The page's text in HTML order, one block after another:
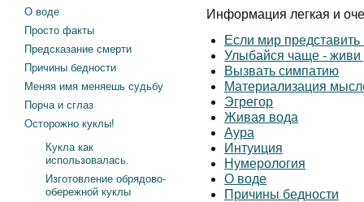
Информация легкая и
Если мир представить
Улыбайся чаще -
Вызвать симпатию
Материализация
Эгрегор
Живая вода
Аура
Интуиция
Нумерология
О воде
Причины бедности
О воде
Просто факты
Предсказание смерти
Причины бедности
Меняя имя меняешь судьбу
Порча и сглаз
Осторожно куклы!
Кукла как
использовалась.
Изготовление обрядово-
обережной куклы